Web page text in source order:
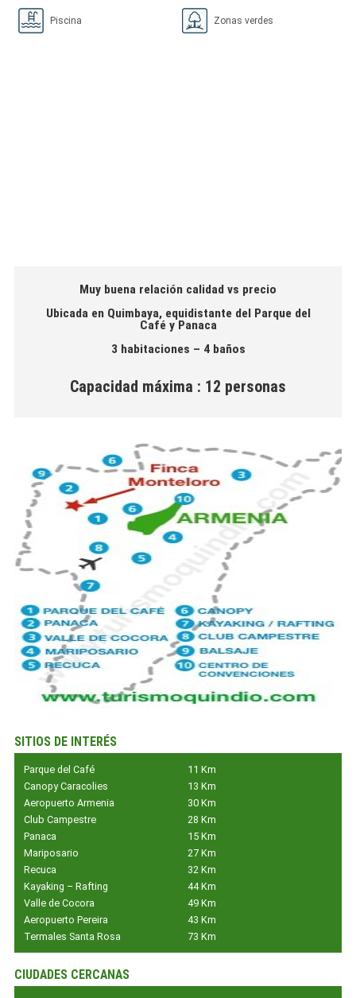
Piscina Zonas verdes
Muy buena relación calidad vs precio
Ubicada en Quimbaya, equidistante del Parque del
Café y Panaca
3 habitaciones – 4 baños
Capacidad máxima : 12 personas
SITIOS DE INTERÉS
Parque del Café
11 Km
Canopy Caracolies
13 Km
Aeropuerto Armenia
30 Km
Club Campestre
28 Km
Panaca
15 Km
Mariposario
27 Km
Recuca
32 Km
Kayaking – Rafting
44 Km
Valle de Cocora
49 Km
Aeropuerto Pereira
43 Km
Termales Santa Rosa
73 Km
CIUDADES CERCANAS